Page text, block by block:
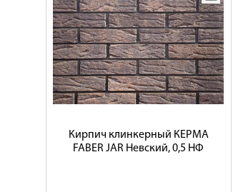
Кирпич клинкерный КЕРМА
FABER JAR Невский, 0,5 НФ